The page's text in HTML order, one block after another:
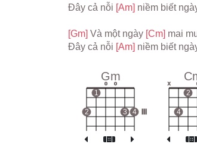
Đây cả nỗi [Am] niềm biết
[Gm] Và một ngày [Cm] mai
Đây cả nỗi [Am] niềm biết
Gm
2
1
o o
3 4
x
4
2